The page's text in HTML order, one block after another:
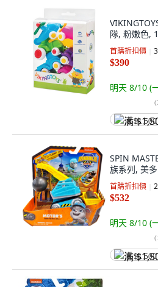
隊, 粉嫩色,
首購折扣價
$390
明天 8/10 (
(
满
SPIN
族系列, 美
首購折扣價
$532
明天 8/10 (
(
满